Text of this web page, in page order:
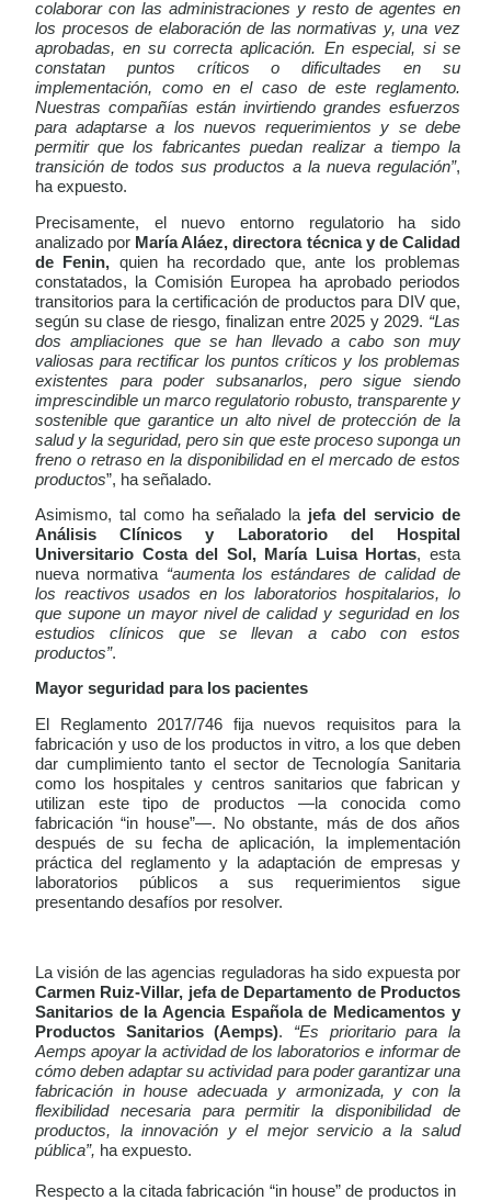
colaborar con las administraciones y resto de agentes en
los procesos de elaboración de las normativas y, una vez
aprobadas, en su correcta aplicación. En especial, si se
constatan puntos críticos o dificultades en su
implementación, como en el caso de este reglamento.
Nuestras compañías están invirtiendo grandes esfuerzos
para adaptarse a los nuevos requerimientos y se debe
permitir que los fabricantes puedan realizar a tiempo la
transición de todos sus productos a la nueva regulación”,
ha expuesto.
Precisamente, el nuevo entorno regulatorio ha sido
analizado por María Aláez, directora técnica y de Calidad
de Fenin, quien ha recordado que, ante los problemas
constatados, la Comisión Europea ha aprobado periodos
transitorios para la certificación de productos para DIV que,
según su clase de riesgo, finalizan entre 2025 y 2029. “Las
dos ampliaciones que se han llevado a cabo son muy
valiosas para rectificar los puntos críticos y los problemas
existentes para poder subsanarlos, pero sigue siendo
imprescindible un marco regulatorio robusto, transparente y
sostenible que garantice un alto nivel de protección de la
salud y la seguridad, pero sin que este proceso suponga un
freno o retraso en la disponibilidad en el mercado de estos
productos”, ha señalado.
Asimismo, tal como ha señalado la jefa del servicio de
Análisis Clínicos y Laboratorio del Hospital
Universitario Costa del Sol,
María Luisa Hortas, esta
nueva normativa “aumenta los estándares de calidad de
los reactivos usados en los laboratorios hospitalarios, lo
que supone un mayor nivel de calidad y seguridad en los
estudios clínicos que se llevan a cabo con estos
productos”.
Mayor seguridad para los pacientes
El Reglamento 2017/746 fija nuevos requisitos para la
fabricación y uso de los productos in vitro, a los que deben
dar cumplimiento tanto el sector de Tecnología Sanitaria
como los hospitales y centros sanitarios que fabrican y
utilizan este tipo de productos —la conocida como
fabricación “in house”—. No obstante, más de dos años
después de su fecha de aplicación, la implementación
práctica del reglamento y la adaptación de empresas y
laboratorios públicos a sus requerimientos sigue
presentando desafíos por resolver.
La visión de las agencias reguladoras ha sido expuesta por
Carmen Ruiz-Villar, jefa de Departamento de Productos
Sanitarios de la Agencia Española de Medicamentos y
Productos Sanitarios (Aemps). “Es prioritario para la
Aemps apoyar la actividad de los laboratorios e informar de
cómo deben adaptar su actividad para poder garantizar una
fabricación in house adecuada y armonizada, y con la
flexibilidad necesaria para permitir la disponibilidad de
productos, la innovación y el mejor servicio a la salud
pública”, ha expuesto.
Respecto a la citada fabricación “in house” de productos in